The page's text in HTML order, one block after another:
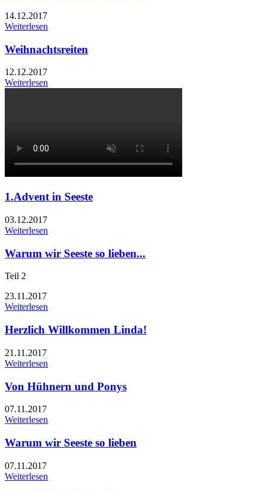
14.12.2017
Weiterlesen
Weihnachtsreiten
12.12.2017
Weiterlesen
1.Advent in Seeste
03.12.2017
Weiterlesen
Warum wir Seeste so lieben...
Teil 2
23.11.2017
Weiterlesen
Herzlich Willkommen Linda!
21.11.2017
Weiterlesen
Von Hühnern und Ponys
07.11.2017
Weiterlesen
Warum wir Seeste so lieben
07.11.2017
Weiterlesen